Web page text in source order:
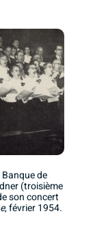
de
(troisième
son concert
, février 1954.